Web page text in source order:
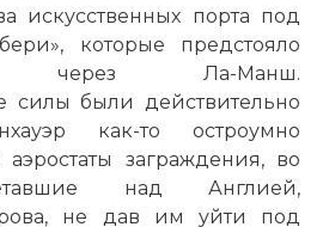
искусственных порта под
которые предстояло
через Ла-Манш.
силы были действительно
как-то остроумно
аэростаты заграждения, во
над Англией,
не дав им уйти под